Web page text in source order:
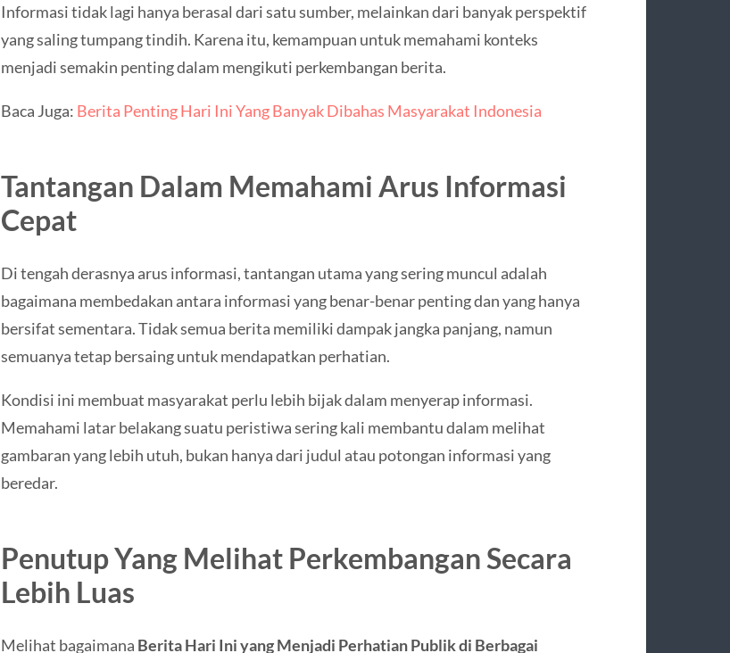
Informasi tidak lagi hanya berasal dari satu sumber, melainkan dari banyak perspektif
yang saling tumpang tindih. Karena itu, kemampuan untuk memahami konteks
menjadi semakin penting dalam mengikuti perkembangan berita.
Baca Juga: Berita Penting Hari Ini Yang Banyak Dibahas Masyarakat Indonesia
Tantangan Dalam Memahami Arus Informasi
Cepat
Di tengah derasnya arus informasi, tantangan utama yang sering muncul adalah
bagaimana membedakan antara informasi yang benar-benar penting dan yang hanya
bersifat sementara. Tidak semua berita memiliki dampak jangka panjang, namun
semuanya tetap bersaing untuk mendapatkan perhatian.
Kondisi ini membuat masyarakat perlu lebih bijak dalam menyerap informasi.
Memahami latar belakang suatu peristiwa sering kali membantu dalam melihat
gambaran yang lebih utuh, bukan hanya dari judul atau potongan informasi yang
beredar.
Penutup Yang Melihat Perkembangan Secara
Lebih Luas
Melihat bagaimana Berita Hari Ini yang Menjadi Perhatian Publik di Berbagai